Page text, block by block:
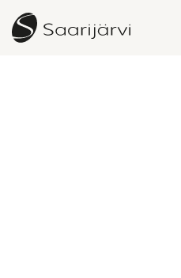
Skip to content